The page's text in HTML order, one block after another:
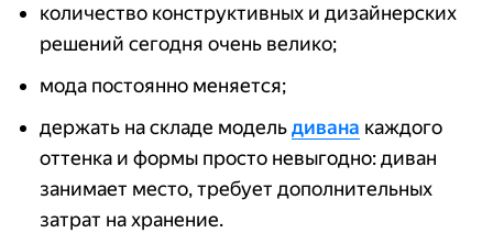
количество конструктивных и дизайнерских
решений сегодня очень велико;
мода постоянно меняется;
держать на складе модельдивана каждого
оттенка и формы просто невыгодно: диван
занимает место, требует дополнительных
затрат на хранение.